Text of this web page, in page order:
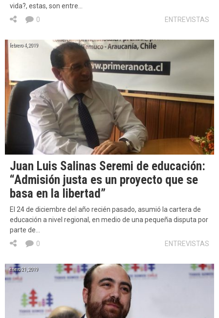
vida?, estas, son entre…
ENTREVISTAS
0
febrero 4, 2019
Juan Luis Salinas Seremi de educación:
“Admisión justa es un proyecto que se
basa en la libertad”
El 24 de diciembre del año recién pasado, asumió la cartera de
educación a nivel regional, en medio de una pequeña disputa por
parte de…
ENTREVISTAS
0
enero 21, 2019